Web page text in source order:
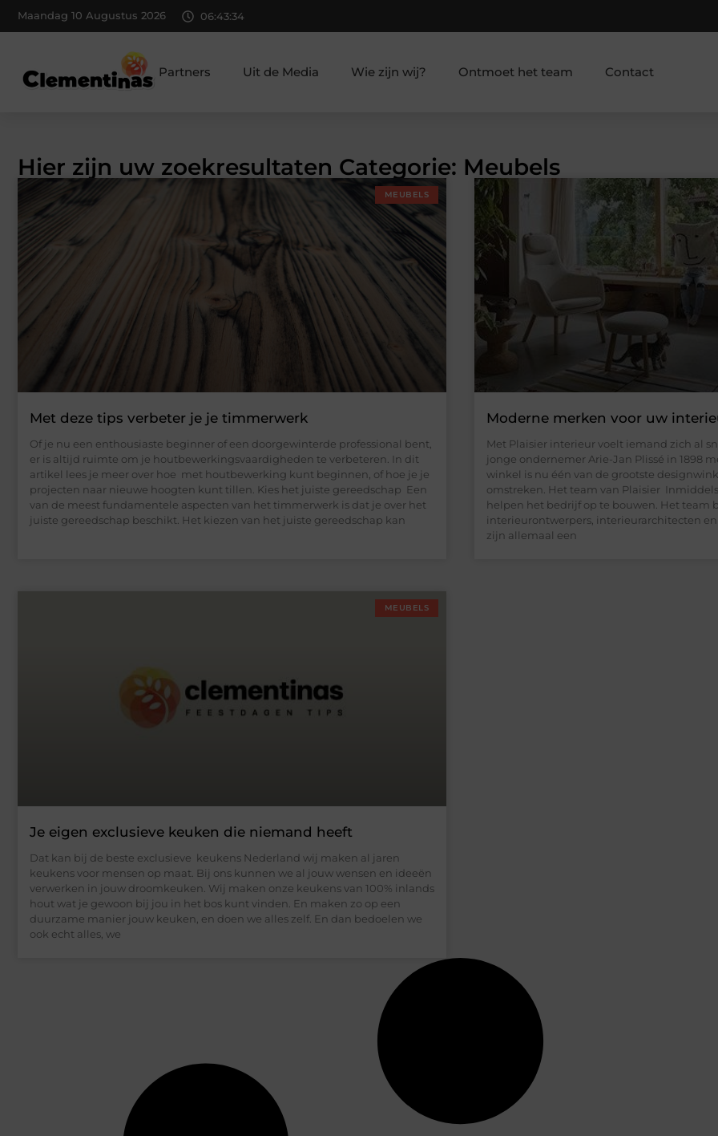
Maandag 10 Augustus 2026 06:43:35
Partners Uit de Media Wie zijn wij? Ontmoet het team Contact
Hier zijn uw zoekresultaten Categorie: Meubels
MEUBELS
Met deze tips verbeter je je timmerwerk
Of je nu een enthousiaste beginner of een doorgewinterde professional bent,
er is altijd ruimte om je houtbewerkingsvaardigheden te verbeteren. In dit
artikel lees je meer over hoe met houtbewerking kunt beginnen, of hoe je je
projecten naar nieuwe hoogten kunt tillen. Kies het juiste gereedschap Een
van de meest fundamentele aspecten van het timmerwerk is dat je over het
juiste gereedschap beschikt. Het kiezen van het juiste gereedschap kan
Moderne merken voor uw
Met Plaisier interieur voelt iemand zich al
jonge ondernemer Arie-Jan Plissé in 1898
winkel is nu één van de grootste
omstreken. Het team van Plaisier
helpen het bedrijf op te bouwen. Het team
interieurontwerpers, interieurarchitecten
zijn allemaal een
MEUBELS
Je eigen exclusieve keuken die niemand heeft
Dat kan bij de beste exclusieve keukens Nederland wij maken al jaren
keukens voor mensen op maat. Bij ons kunnen we al jouw wensen en ideeën
verwerken in jouw droomkeuken. Wij maken onze keukens van 100% inlands
hout wat je gewoon bij jou in het bos kunt vinden. En maken zo op een
duurzame manier jouw keuken, en doen we alles zelf. En dan bedoelen we
ook echt alles, we